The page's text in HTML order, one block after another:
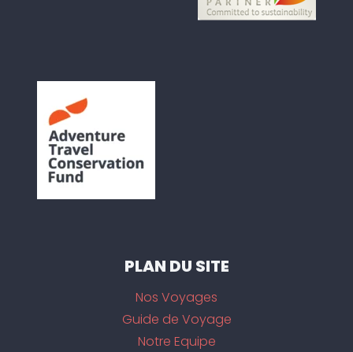
PLAN DU SITE
Nos Voyages
Guide de Voyage
Notre Equipe